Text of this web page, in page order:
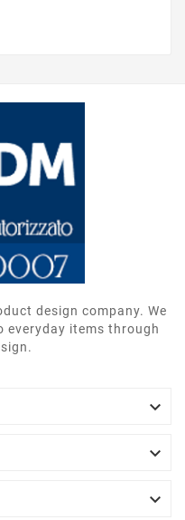
design company. We
items through


